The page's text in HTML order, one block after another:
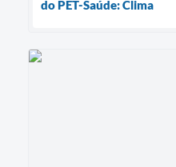
do PET-Saúde: Clima